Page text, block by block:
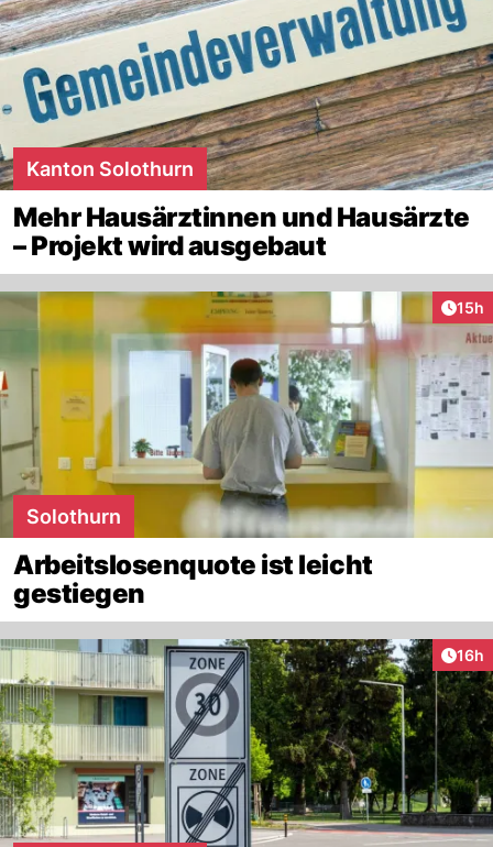
Kanton Solothurn
Mehr Hausärztinnen und Hausärzte
– Projekt wird ausgebaut
15h
Solothurn
Arbeitslosenquote ist leicht
gestiegen
16h